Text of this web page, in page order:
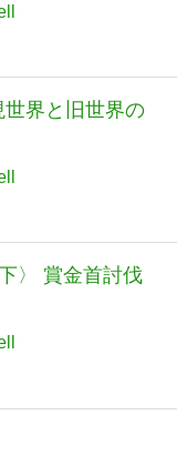
世界と旧世界の
〉 賞金首討伐